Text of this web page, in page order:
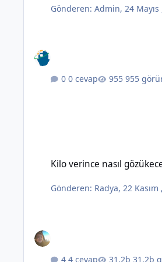
Gönderen:Admin,24
0 cevap 955
Kilo verince nasıl
Gönderen: Radya,22 Kasım
4 cevap 31,2b